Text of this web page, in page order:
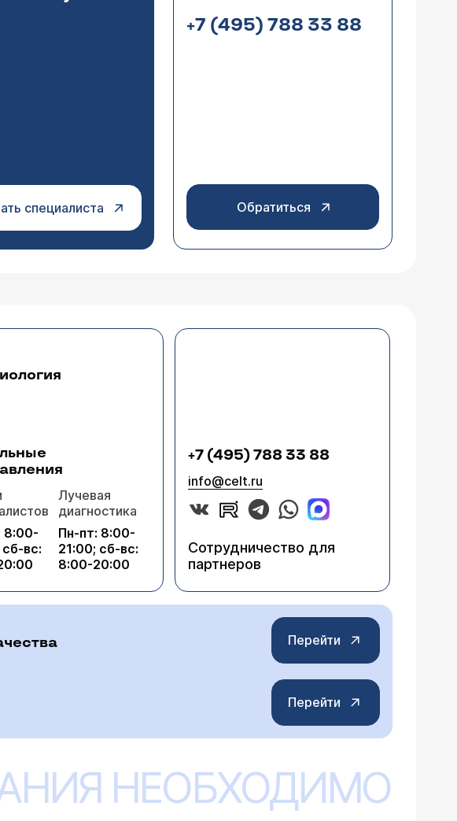
специалиста
+7 (495) 788 33 88
Обратиться
8:00-
вс:
Лучевая
диагностика
Пн-пт: 8:00-
21:00; сб-вс:
8:00-20:00
+7 (495) 788 33 88
info@celt.ru
Сотрудничество для
партнеров
Перейти
Перейти
НЕОБХОДИМО